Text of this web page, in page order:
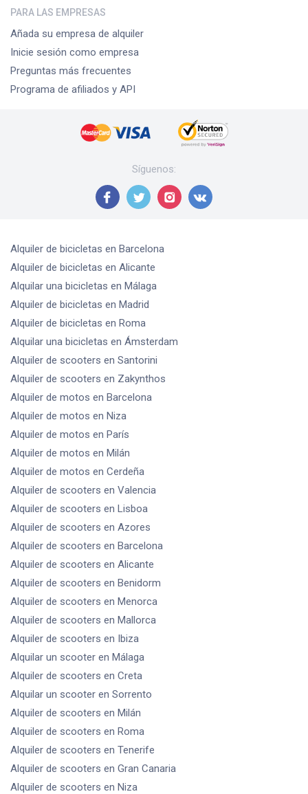
PARA LAS EMPRESAS
Añada su empresa de alquiler
Inicie sesión como empresa
Preguntas más frecuentes
Programa de afiliados y API
Síguenos:
Alquiler de bicicletas en Barcelona
Alquiler de bicicletas en Alicante
Alquilar una bicicletas en Málaga
Alquiler de bicicletas en Madrid
Alquiler de bicicletas en Roma
Alquilar una bicicletas en Ámsterdam
Alquiler de scooters en Santorini
Alquiler de scooters en Zakynthos
Alquiler de motos en Barcelona
Alquiler de motos en Niza
Alquiler de motos en París
Alquiler de motos en Milán
Alquiler de motos en Cerdeña
Alquiler de scooters en Valencia
Alquiler de scooters en Lisboa
Alquiler de scooters en Azores
Alquiler de scooters en Barcelona
Alquiler de scooters en Alicante
Alquiler de scooters en Benidorm
Alquiler de scooters en Menorca
Alquiler de scooters en Mallorca
Alquiler de scooters en Ibiza
Alquilar un scooter en Málaga
Alquiler de scooters en Creta
Alquilar un scooter en Sorrento
Alquiler de scooters en Milán
Alquiler de scooters en Roma
Alquiler de scooters en Tenerife
Alquiler de scooters en Gran Canaria
Alquiler de scooters en Niza